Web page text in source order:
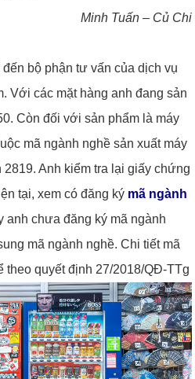
Minh Tuấn – Củ Chi
bộ phận tư vấn của dịch vụ
Với các mặt hàng anh đang sản
Còn đối với sản phẩm là máy
mã ngành nghề sản xuất máy
Anh kiểm tra lại giấy chứng
tại, xem có đăng ký mã ngành
anh chưa đăng ký mã ngành
mã ngành nghề. Chi tiết mã
theo quyết định 27/2018/QĐ-TTg